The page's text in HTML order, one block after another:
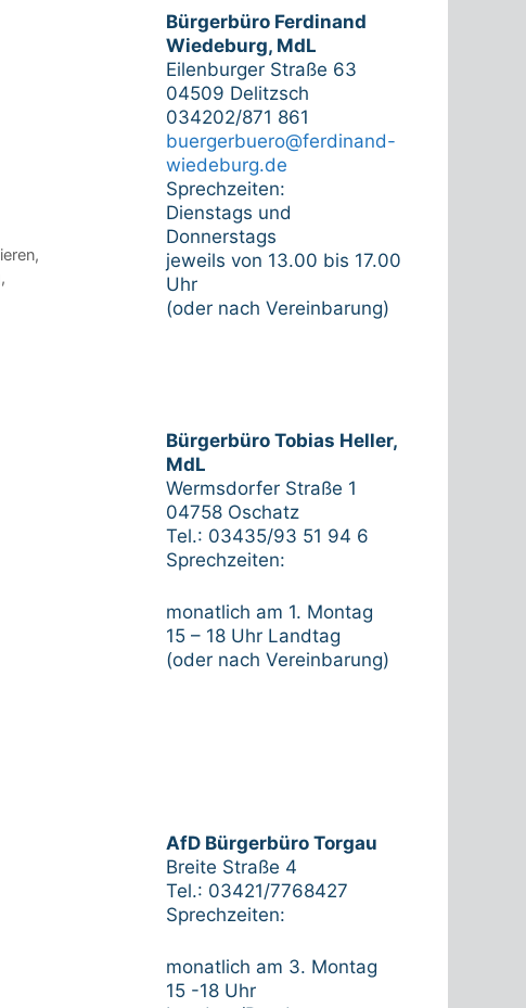
,
,
Bürgerbüro Ferdinand
Wiedeburg, MdL
Eilenburger Straße 63
04509 Delitzsch
034202/871 861
buergerbuero@ferdinand-
wiedeburg.de
Sprechzeiten:
Dienstags und
Donnerstags
jeweils von 13.00 bis 17.00
Uhr
(oder nach Vereinbarung)
Bürgerbüro Tobias Heller,
MdL
Wermsdorfer Straße 1
04758 Oschatz
Tel.: 03435/93 51 94 6
Sprechzeiten:
monatlich am 1. Montag
15 – 18 Uhr Landtag
(oder nach Vereinbarung)
AfD Bürgerbüro Torgau
Breite Straße 4
Tel.: 03421/7768427
Sprechzeiten:
monatlich am 3. Montag
15 -18 Uhr